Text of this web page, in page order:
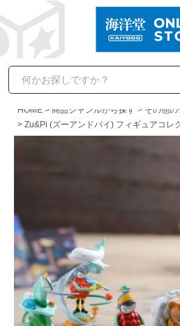
HOME 商品ジャンルから探す
その他
Zu&Pi (ズーアンドパイ) フィギュアコレ